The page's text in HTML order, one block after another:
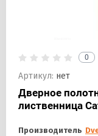
0
Артикул: нет
Дверное
лиственница
Производитель